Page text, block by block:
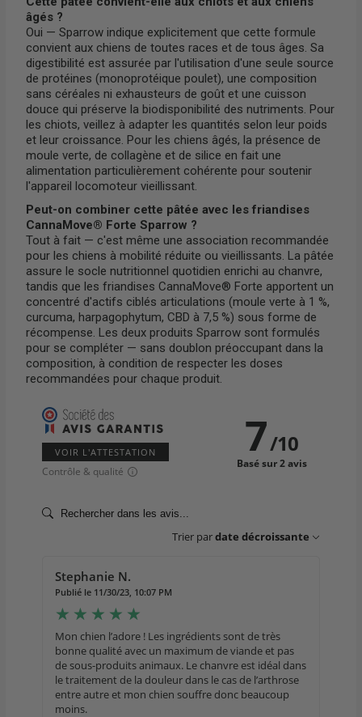
âgés ?
Oui — Sparrow indique explicitement que cette formule
convient aux chiens de toutes races et de tous âges. Sa
digestibilité est assurée par l'utilisation d'une seule source
de protéines (monoprotéique poulet), une composition
sans céréales ni exhausteurs de goût et une cuisson
douce qui préserve la biodisponibilité des nutriments. Pour
les chiots, veillez à adapter les quantités selon leur poids
et leur croissance. Pour les chiens âgés, la présence de
moule verte, de collagène et de silice en fait une
alimentation particulièrement cohérente pour soutenir
l'appareil locomoteur vieillissant.
Peut-on combiner cette pâtée avec les friandises
CannaMove® Forte Sparrow ?
Tout à fait — c'est même une association recommandée
pour les chiens à mobilité réduite ou vieillissants. La pâtée
assure le socle nutritionnel quotidien enrichi au chanvre,
tandis que les friandises CannaMove® Forte apportent un
concentré d'actifs ciblés articulations (moule verte à 1 %,
curcuma, harpagophytum, CBD à 7,5 %) sous forme de
récompense. Les deux produits Sparrow sont formulés
pour se compléter — sans doublon préoccupant dans la
composition, à condition de respecter les doses
recommandées pour chaque produit.
VOIR L'ATTESTATION
Contrôle & qualité
7/10
Basé sur 2 avis
Trier pardate décroissante
Stephanie N.
Publié le 11/30/23, 10:07 PM
Mon chien l’adore ! Les ingrédients sont de très
bonne qualité avec un maximum de viande et pas
de sous-produits animaux. Le chanvre est idéal dans
le traitement de la douleur dans le cas de l’arthrose
entre autre et mon chien souffre donc beaucoup
moins.